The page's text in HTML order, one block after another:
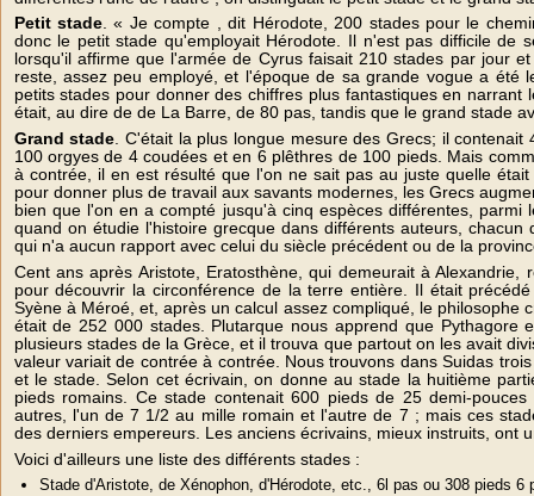
Petit stade. « Je compte , dit Hérodote, 200 stades pour le
donc le petit stade qu'employait Hérodote. Il n'est pas difficile de
lorsqu'il affirme que l'armée de Cyrus faisait 210 stades par jour
reste, assez peu employé, et l'époque de sa grande vogue a été
petits stades pour donner des chiffres plus fantastiques en
était, au dire de de La Barre, de 80 pas, tandis que le grand stade
Grand stade. C'était la plus longue mesure des Grecs; il
100 orgyes de 4 coudées et en 6 plêthres de 100 pieds. Mais
à contrée, il en est résulté que l'on ne sait pas au juste quelle
pour donner plus de travail aux savants modernes, les Grecs
bien que l'on en a compté jusqu'à cinq espèces différentes,
quand on étudie l'histoire grecque dans différents auteurs,
qui n'a aucun rapport avec celui du siècle précédent ou de la
Cent ans après Aristote, Eratosthène, qui demeurait à
pour découvrir la circonférence de la terre entière. Il était
Syène à Méroé, et, après un calcul assez compliqué, le philosophe
était de 252 000 stades. Plutarque nous apprend que Pythagore
plusieurs stades de la Grèce, et il trouva que partout on les avait
valeur variait de contrée à contrée. Nous trouvons dans Suidas
et le stade. Selon cet écrivain, on donne au stade la huitième
pieds romains. Ce stade contenait 600 pieds de 25 demi-
autres, l'un de 7 1/2 au mille romain et l'autre de 7 ; mais ces
des derniers empereurs. Les anciens écrivains, mieux instruits, ont
Voici d'ailleurs une liste des différents stades :
Stade d'Aristote, de Xénophon, d'Hérodote, etc., 6l pas ou 308 pieds 6